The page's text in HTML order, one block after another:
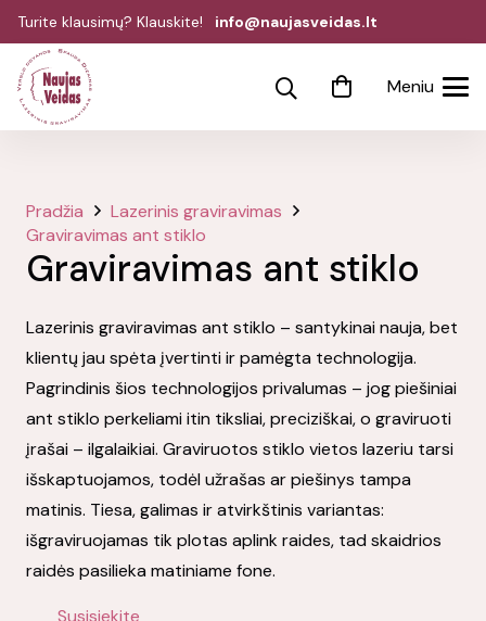
Turite klausimų? Klauskite! info@naujasveidas.lt
Meniu
Pradžia
Lazerinis graviravimas
Graviravimas ant stiklo
Graviravimas ant stiklo
Lazerinis graviravimas ant stiklo – santykinai nauja, bet
klientų jau spėta įvertinti ir pamėgta technologija.
Pagrindinis šios technologijos privalumas – jog piešiniai
ant stiklo perkeliami itin tiksliai, preciziškai, o graviruoti
įrašai – ilgalaikiai. Graviruotos stiklo vietos lazeriu tarsi
išskaptuojamos, todėl užrašas ar piešinys tampa
matinis. Tiesa, galimas ir atvirkštinis variantas:
išgraviruojamas tik plotas aplink raides, tad skaidrios
raidės pasilieka matiniame fone.
Susisiekite